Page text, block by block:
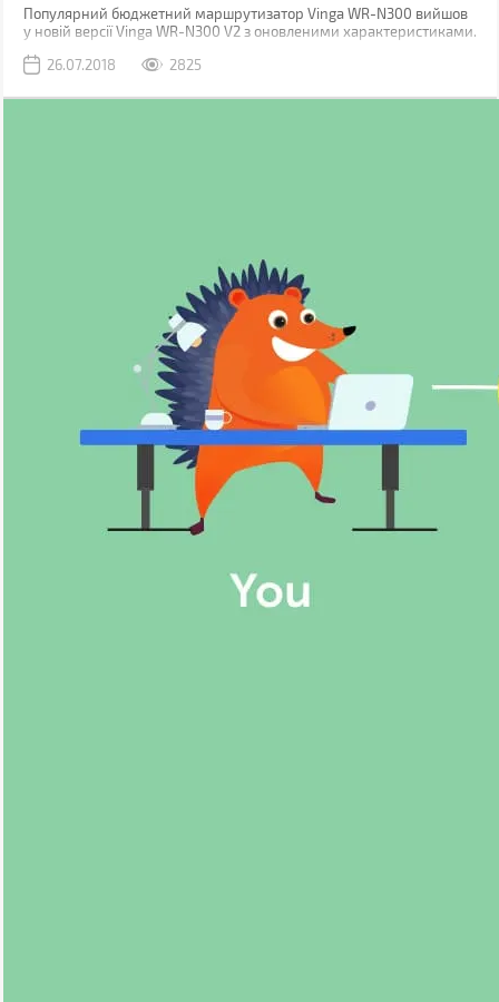
Популярний бюджетний маршрутизатор Vinga WR-N300 вийшов
у новій версії Vinga WR-N300 V2 з оновленими характеристиками.
V2?26.07.2018 2825